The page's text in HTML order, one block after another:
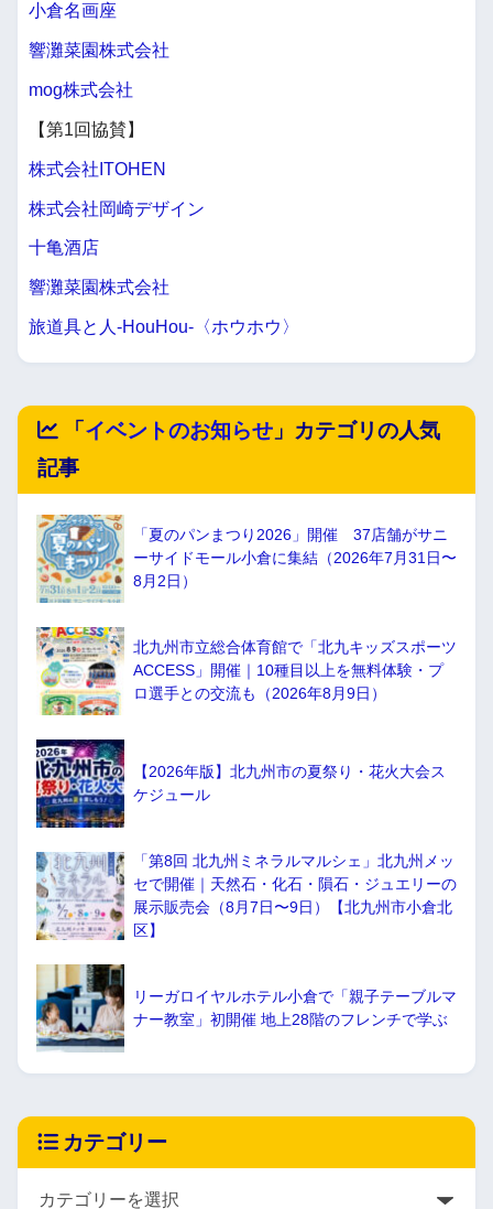
小倉名画座
響灘菜園株式会社
mog株式会社
【第1回協賛】
株式会社ITOHEN
株式会社岡崎デザイン
十亀酒店
響灘菜園株式会社
旅道具と人-HouHou-〈ホウホウ〉
「 イベントのお知らせ 」カテゴリの人気
記事
「夏のパンまつり2026」開催 37店舗がサニ
ーサイドモール小倉に集結（2026年7月31日〜
8月2日）
北九州市立総合体育館で「北九キッズスポーツ
ACCESS」開催｜10種目以上を無料体験・プ
ロ選手との交流も（2026年8月9日）
【2026年版】北九州市の夏祭り・花火大会ス
ケジュール
「第8回 北九州ミネラルマルシェ」北九州メッ
セで開催｜天然石・化石・隕石・ジュエリーの
展示販売会（8月7日〜9日）【北九州市小倉北
区】
リーガロイヤルホテル小倉で「親子テーブルマ
ナー教室」初開催 地上28階のフレンチで学ぶ
カテゴリー